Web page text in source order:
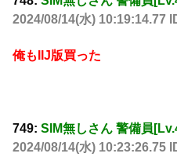
2024/08/14(水) 10:19:14.77
俺もIIJ版買った
749: SIM無しさん 警備員
2024/08/14(水) 10:23:26.75